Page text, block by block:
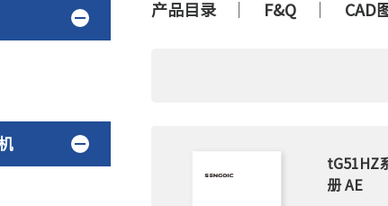
产品目录 F&Q CAD
tG51HZ
册 AE